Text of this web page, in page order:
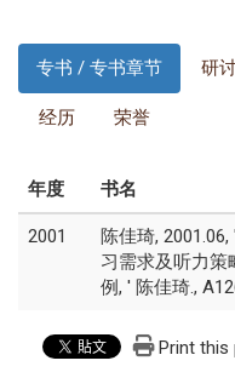
专书 / 专书章节 研
经历 荣誉
年度 书名
2001
陈佳琦,
习需求及听力
例, ' 陈佳琦.,
Print this